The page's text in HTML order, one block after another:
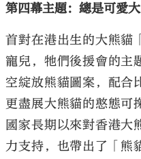
第四幕主題：總是可愛
首對在港出生的大熊貓
寵兒，牠們後援會的主
空綻放熊貓圖案，配合
更盡展大熊貓的憨態可
國家長期以來對香港大
力支持，也帶出了「熊